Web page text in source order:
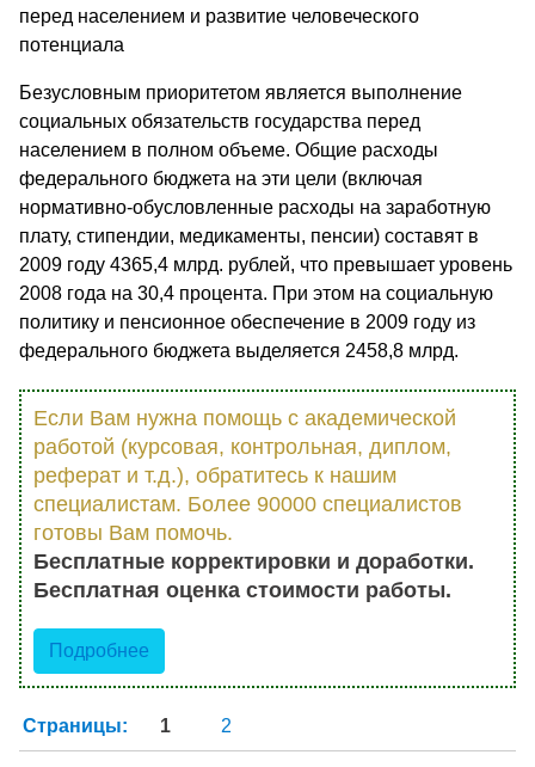
перед населением и развитие человеческого
потенциала
Безусловным приоритетом является выполнение
социальных обязательств государства перед
населением в полном объеме. Общие расходы
федерального бюджета на эти цели (включая
нормативно-обусловленные расходы на заработную
плату, стипендии, медикаменты, пенсии) составят в
2009 году 4365,4 млрд. рублей, что превышает уровень
2008 года на 30,4 процента. При этом на социальную
политику и пенсионное обеспечение в 2009 году из
федерального бюджета выделяется 2458,8 млрд.
Если Вам нужна помощь с академической
работой (курсовая, контрольная, диплом,
реферат и т.д.), обратитесь к нашим
специалистам. Более 90000 специалистов
готовы Вам помочь.
Бесплатные корректировки и доработки.
Бесплатная оценка стоимости работы.
Подробнее
Страницы: 1 2